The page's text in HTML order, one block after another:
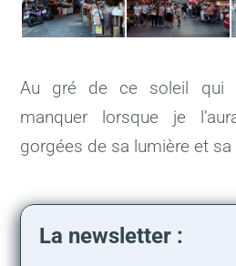
Au gré de ce soleil qui
manquer lorsque je
gorgées de sa lumière et sa
La newsletter :